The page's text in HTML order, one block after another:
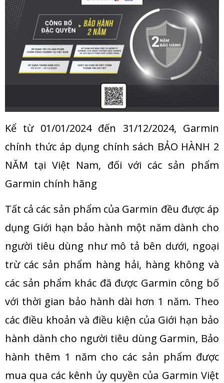
Kể từ 01/01/2024 đến 31/12/2024, Garmin
chính thức áp dụng chính sách BẢO HÀNH 2
NĂM tại Việt Nam, đối với các sản phẩm
Garmin chính hãng
Tất cả các sản phẩm của Garmin đều được áp
dụng Giới hạn bảo hành một năm dành cho
người tiêu dùng như mô tả bên dưới, ngoại
trừ các sản phẩm hàng hải, hàng không và
các sản phẩm khác đã được Garmin công bố
với thời gian bảo hành dài hơn 1 năm. Theo
các điều khoản và điều kiện của Giới hạn bảo
hành dành cho người tiêu dùng Garmin, Bảo
hành thêm 1 năm cho các sản phẩm được
mua qua các kênh ủy quyền của Garmin Việt